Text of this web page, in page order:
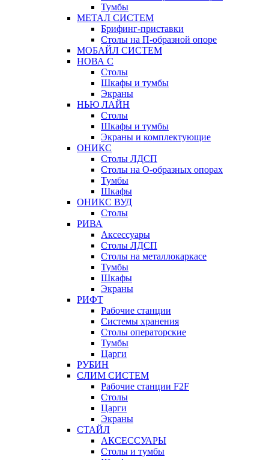
Тумбы
МЕТАЛ СИСТЕМ
Брифинг-приставки
Столы на П-образной опоре
МОБАЙЛ СИСТЕМ
НОВА С
Столы
Шкафы и тумбы
Экраны
НЬЮ ЛАЙН
Столы
Шкафы и тумбы
Экраны и комплектующие
ОНИКС
Столы ЛДСП
Столы на О-образных опорах
Тумбы
Шкафы
ОНИКС ВУД
Столы
РИВА
Аксессуары
Столы ЛДСП
Столы на металлокаркасе
Тумбы
Шкафы
Экраны
РИФТ
Рабочие станции
Системы хранения
Столы операторские
Тумбы
Царги
РУБИН
СЛИМ СИСТЕМ
Рабочие станции F2F
Столы
Царги
Экраны
СТАЙЛ
АКСЕССУАРЫ
Столы и тумбы